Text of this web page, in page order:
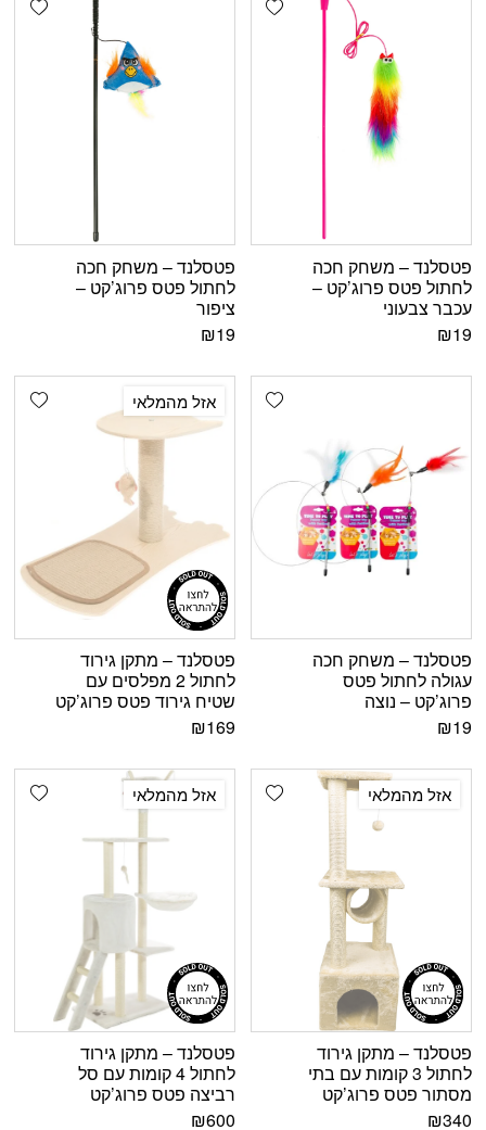
פטסלנד – משחק חכה
לחתול פטס פרוג’קט –
עכבר צבעוני
₪19
פטסלנד – משחק חכה
לחתול פטס פרוג’קט –
ציפור
₪19
Add wishlist
פטסלנד – משחק חכה
עגולה לחתול פטס
פרוג’קט – נוצה
₪19
אזל מהמלאי
פטסלנד – מתקן גירוד
לחתול 2 מפלסים עם
שטיח גירוד פטס פרוג’קט
₪169
Add wishlist אזל מהמלאי
פטסלנד – מתקן גירוד
לחתול 3 קומות עם בתי
מסתור פטס פרוג’קט
₪340
אזל מהמלאי
פטסלנד – מתקן גירוד
לחתול 4 קומות עם סל
רביצה פטס פרוג’קט
₪600